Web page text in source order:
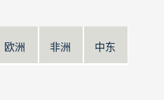
欧洲 非洲 中东